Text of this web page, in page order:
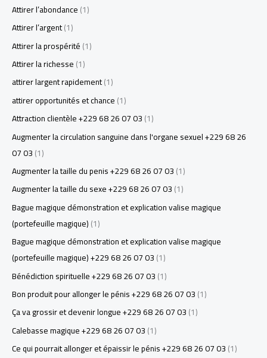
Attirer l’abondance(1)
Attirer l’argent(1)
Attirer la prospérité(1)
Attirer la richesse(1)
attirer largent rapidement(1)
attirer opportunités et chance(1)
Attraction clientèle +229 68 26 07 03(1)
Augmenter la circulation sanguine dans l'organe sexuel +229 68 26
07 03(1)
Augmenter la taille du penis +229 68 26 07 03(1)
Augmenter la taille du sexe +229 68 26 07 03(1)
Bague magique démonstration et explication valise magique
(portefeuille magique)(1)
Bague magique démonstration et explication valise magique
(portefeuille magique) +229 68 26 07 03(1)
Bénédiction spirituelle +229 68 26 07 03(1)
Bon produit pour allonger le pénis +229 68 26 07 03(1)
Ça va grossir et devenir longue +229 68 26 07 03(1)
Calebasse magique +229 68 26 07 03(1)
Ce qui pourrait allonger et épaissir le pénis +229 68 26 07 03(1)